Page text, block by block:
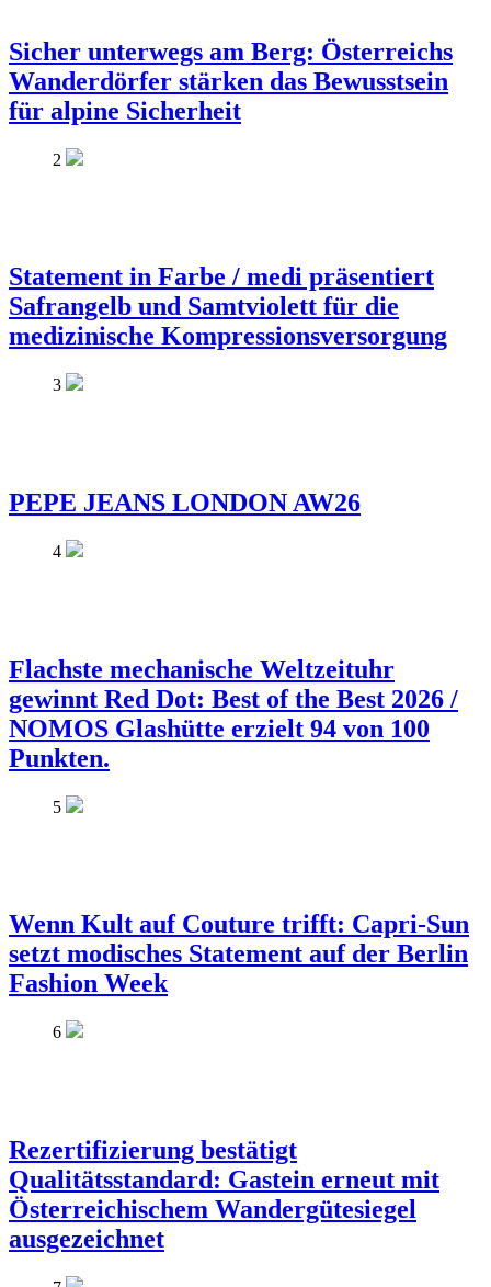
Sicher unterwegs am Berg: Österreichs
Wanderdörfer stärken das Bewusstsein
für alpine Sicherheit
2
Statement in Farbe / medi präsentiert
Safrangelb und Samtviolett für die
medizinische Kompressionsversorgung
3
PEPE JEANS LONDON AW26
4
Flachste mechanische Weltzeituhr
gewinnt Red Dot: Best of the Best 2026 /
NOMOS Glashütte erzielt 94 von 100
Punkten.
5
Wenn Kult auf Couture trifft: Capri-Sun
setzt modisches Statement auf der Berlin
Fashion Week
6
Rezertifizierung bestätigt
Qualitätsstandard: Gastein erneut mit
Österreichischem Wandergütesiegel
ausgezeichnet